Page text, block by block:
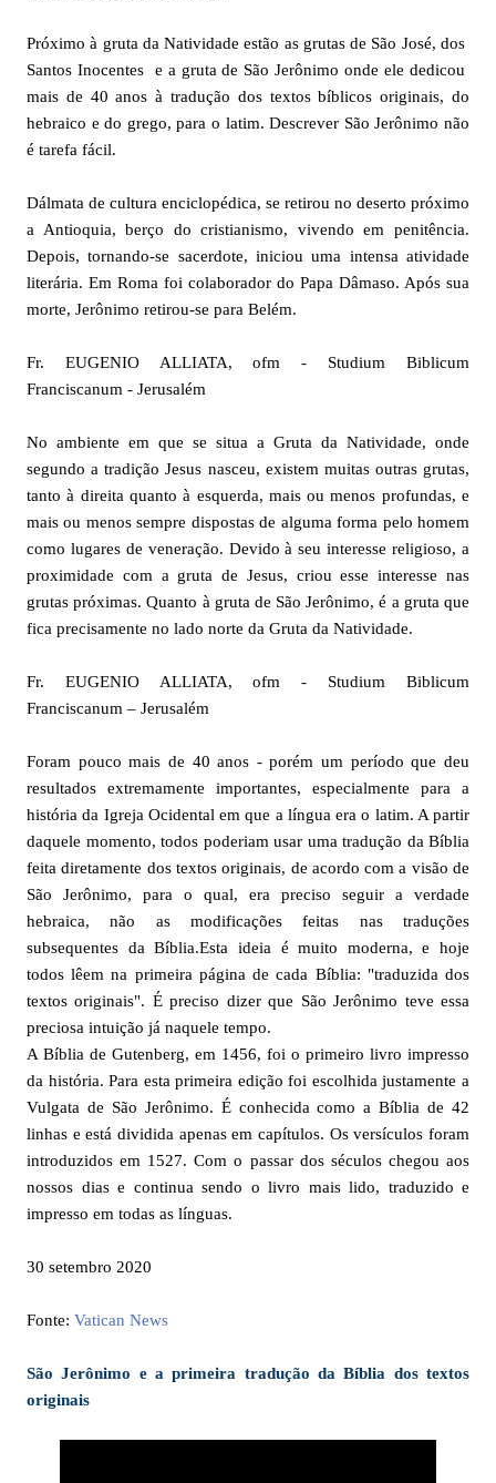
Próximo à gruta da Natividade estão as grutas de São José, dos
Santos Inocentes e a gruta de São Jerônimo onde ele dedicou
mais de 40 anos à tradução dos textos bíblicos originais, do
hebraico e do grego, para o latim. Descrever São Jerônimo não
é tarefa fácil.
Dálmata de cultura enciclopédica, se retirou no deserto próximo
a Antioquia, berço do cristianismo, vivendo em penitência.
Depois, tornando-se sacerdote, iniciou uma intensa atividade
literária. Em Roma foi colaborador do Papa Dâmaso. Após sua
morte, Jerônimo retirou-se para Belém.
Fr. EUGENIO ALLIATA, ofm - Studium Biblicum
Franciscanum - Jerusalém
No ambiente em que se situa a Gruta da Natividade, onde
segundo a tradição Jesus nasceu, existem muitas outras grutas,
tanto à direita quanto à esquerda, mais ou menos profundas, e
mais ou menos sempre dispostas de alguma forma pelo homem
como lugares de veneração. Devido à seu interesse religioso, a
proximidade com a gruta de Jesus, criou esse interesse nas
grutas próximas. Quanto à gruta de São Jerônimo, é a gruta que
fica precisamente no lado norte da Gruta da Natividade.
Fr. EUGENIO ALLIATA, ofm - Studium Biblicum
Franciscanum – Jerusalém
Foram pouco mais de 40 anos - porém um período que deu
resultados extremamente importantes, especialmente para a
história da Igreja Ocidental em que a língua era o latim. A partir
daquele momento, todos poderiam usar uma tradução da Bíblia
feita diretamente dos textos originais, de acordo com a visão de
São Jerônimo, para o qual, era preciso seguir a verdade
hebraica, não as modificações feitas nas traduções
subsequentes da Bíblia.Esta ideia é muito moderna, e hoje
todos lêem na primeira página de cada Bíblia: "traduzida dos
textos originais". É preciso dizer que São Jerônimo teve essa
preciosa intuição já naquele tempo.
A Bíblia de Gutenberg, em 1456, foi o primeiro livro impresso
da história. Para esta primeira edição foi escolhida justamente a
Vulgata de São Jerônimo. É conhecida como a Bíblia de 42
linhas e está dividida apenas em capítulos. Os versículos foram
introduzidos em 1527. Com o passar dos séculos chegou aos
nossos dias e continua sendo o livro mais lido, traduzido e
impresso em todas as línguas.
30 setembro 2020
Fonte: Vatican News
São Jerônimo e a primeira tradução da Bíblia dos textos
originais